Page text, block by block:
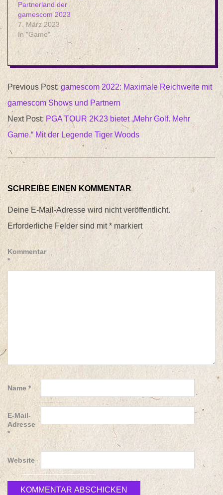
Partnerland der
gamescom 2023
7. März 2023
In "Game"
2022-
08-
22
Previous Post: gamescom 2022: Maximale Reichweite mit
gamescom Shows und Partnern
Next Post: PGA TOUR 2K23 bietet „Mehr Golf. Mehr
Game.“ Mit der Legende Tiger Woods
SCHREIBE EINEN KOMMENTAR
Deine E-Mail-Adresse wird nicht veröffentlicht.
Erforderliche Felder sind mit* markiert
Kommentar
*
Name *
E-Mail-
Adresse
*
Website